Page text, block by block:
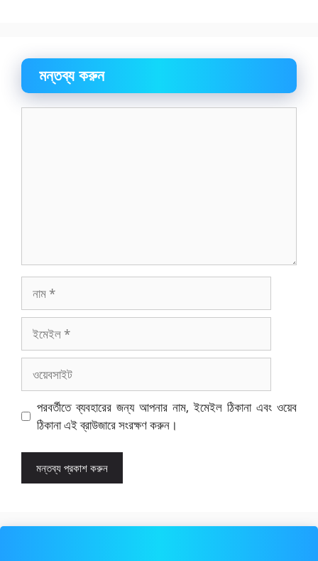
মন্তব্য করুন
ইমেইল
পরবর্তীতে ব্যবহারের জন্য আপনার নাম, ইমেইল ঠিকানা এবং ওয়েব
ঠিকানা এই ব্রাউজারে সংরক্ষণ করুন।